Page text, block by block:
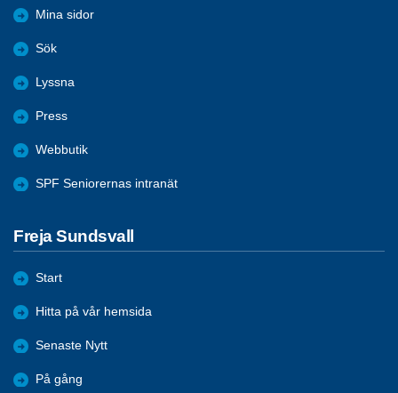
Mina sidor
Sök
Lyssna
Press
Webbutik
SPF Seniorernas intranät
Freja Sundsvall
Start
Hitta på vår hemsida
Senaste Nytt
På gång